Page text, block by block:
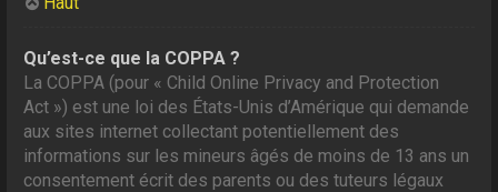
Qu’est-ce que la COPPA ?
La COPPA (pour « Child Online Privacy and Protection
Act ») est une loi des États-Unis d’Amérique qui demande
aux sites internet collectant potentiellement des
informations sur les mineurs âgés de moins de 13 ans un
consentement écrit des parents ou des tuteurs légaux